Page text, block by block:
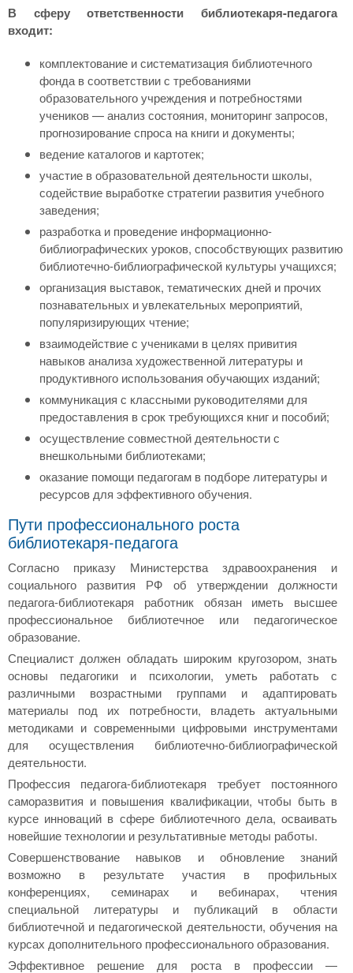
В сферу ответственности библиотекаря-педагога
входит:
комплектование и систематизация библиотечного
фонда в соответствии с требованиями
образовательного учреждения и потребностями
учеников — анализ состояния, мониторинг запросов,
прогнозирование спроса на книги и документы;
ведение каталогов и картотек;
участие в образовательной деятельности школы,
содействие выработке стратегии развития учебного
заведения;
разработка и проведение информационно-
библиографических уроков, способствующих развитию
библиотечно-библиографической культуры учащихся;
организация выставок, тематических дней и прочих
познавательных и увлекательных мероприятий,
популяризирующих чтение;
взаимодействие с учениками в целях привития
навыков анализа художественной литературы и
продуктивного использования обучающих изданий;
коммуникация с классными руководителями для
предоставления в срок требующихся книг и пособий;
осуществление совместной деятельности с
внешкольными библиотеками;
оказание помощи педагогам в подборе литературы и
ресурсов для эффективного обучения.
Пути профессионального роста
библиотекаря-педагога
Согласно приказу Министерства здравоохранения и
социального развития РФ об утверждении должности
педагога-библиотекаря работник обязан иметь высшее
профессиональное библиотечное или педагогическое
образование.
Специалист должен обладать широким кругозором, знать
основы педагогики и психологии, уметь работать с
различными возрастными группами и адаптировать
материалы под их потребности, владеть актуальными
методиками и современными цифровыми инструментами
для осуществления библиотечно-библиографической
деятельности.
Профессия педагога-библиотекаря требует постоянного
саморазвития и повышения квалификации, чтобы быть в
курсе инноваций в сфере библиотечного дела, осваивать
новейшие технологии и результативные методы работы.
Совершенствование навыков и обновление знаний
возможно в результате участия в профильных
конференциях, семинарах и вебинарах, чтения
специальной литературы и публикаций в области
библиотечной и педагогической деятельности, обучения на
курсах дополнительного профессионального образования.
Эффективное решение для роста в профессии —